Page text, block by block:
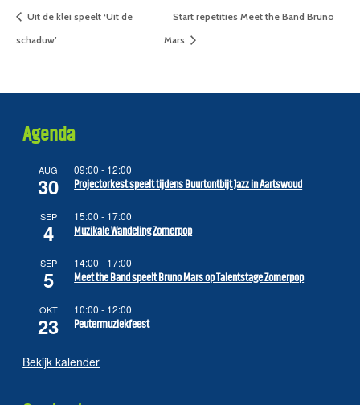
Uit de klei speelt ‘Uit de
schaduw’
Start repetities Meet the Band Bruno
Mars
Agenda
AUG
30
09:00 - 12:00
Projectorkest speelt tijdens Buurtontbijt Jazz in Aartswoud
SEP
4
15:00 - 17:00
Muzikale Wandeling Zomerpop
SEP
5
14:00 - 17:00
Meet the Band speelt Bruno Mars op Talentstage Zomerpop
OKT
23
10:00 - 12:00
Peutermuziekfeest
Bekijk kalender